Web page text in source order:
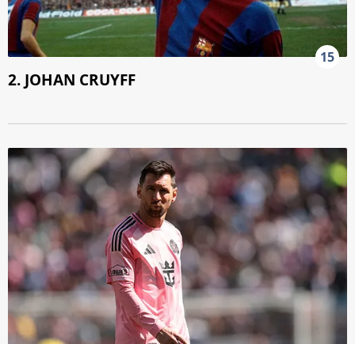
15
2. JOHAN CRUYFF